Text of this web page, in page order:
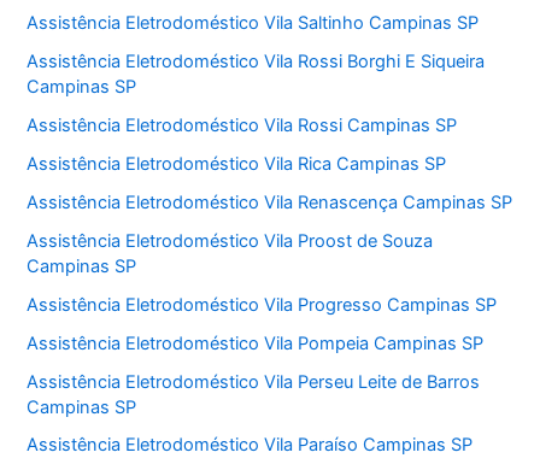
Assistência Eletrodoméstico Vila Saltinho Campinas SP
Assistência Eletrodoméstico Vila Rossi Borghi E Siqueira
Campinas SP
Assistência Eletrodoméstico Vila Rossi Campinas SP
Assistência Eletrodoméstico Vila Rica Campinas SP
Assistência Eletrodoméstico Vila Renascença Campinas SP
Assistência Eletrodoméstico Vila Proost de Souza
Campinas SP
Assistência Eletrodoméstico Vila Progresso Campinas SP
Assistência Eletrodoméstico Vila Pompeia Campinas SP
Assistência Eletrodoméstico Vila Perseu Leite de Barros
Campinas SP
Assistência Eletrodoméstico Vila Paraíso Campinas SP